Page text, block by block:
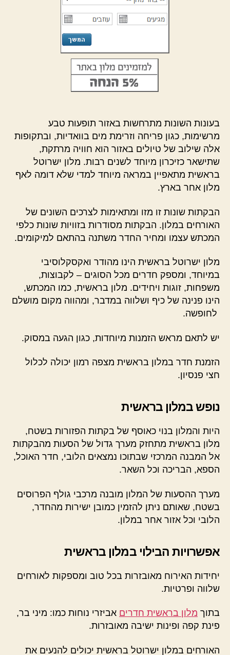
בעונות השונות מתרחשות באזור תופעות טבע
מרשימות, כגון פריחה וזרימת מים בוואדיות, ובתקופות
אלה שילוב של טיולים באזור הוא חוויה מרתקת,
שתישאר כזיכרון מיוחד לשנים רבות. מלון ישרוטל
בראשית מתאפיין במראה מיוחד למדי שלא דומה לאף
מלון אחר בארץ.
הבקתות שונות זו מזו ומתאימות לצרכים השונים של
האורחים במלון. הבקתות מסודרות בזוויות שונות כלפי
המכתש עצמו ומחיר החדר משתנה בהתאם למיקומים.
מלון ישרוטל בראשית הינו מהודר ואקסקלוסיבי
במיוחד, ומספק חדרים מכל הסוגים – לקבוצות,
משפחות, זוגות ויחידים. מלון בראשית, כמו המכתש,
הינו פנינה של כיף ושלווה במדבר, ומהווה מקום מושלם
לחופשה.
יש לתאם מראש הזמנות מיוחדות, כגון הגעה במסוק.
הזמנת חדר במלון בראשית מצפה רמון יכולה לכלול
חצי פנסיון.
נופש במלון בראשית
היות והמלון בנוי כאוסף של בקתות הפזורות בשטח,
מלון בראשית מתחזק מערך גדול של הסעות מהבקתות
אל המבנה המרכזי שבתוכו נמצאים הלובי, חדר האוכל,
הספא, הבריכה וכל השאר.
מערך ההסעות של המלון מובנה מרכבי גולף הפרוסים
בשטח, שאותם ניתן להזמין כמובן ישירות מהחדר,
הלובי וכל אזור אחר במלון.
אפשרויות הבילוי במלון בראשית
יחידות האירוח מאובזרות בכל טוב ומספקות לאורחים
שלווה ופרטיות.
בתוך מלון בראשית חדרים אביזרי נוחות כמו: מיני בר,
פינת קפה ופינות ישיבה מאובזרות.
האורחים במלון ישרוטל בראשית יכולים להנעים את